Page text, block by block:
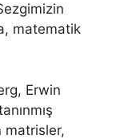
matematik
Erwin
matrisler,